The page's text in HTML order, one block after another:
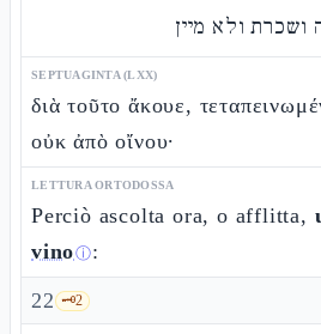
ושכרת ולא מיין
SEPTUAGINTA (LXX)
διὰ τοῦτο ἄκουε,
οὐκ ἀπὸ οἴνου·
LETTURA ORTODOSSA
Perciò ascolta ora, o afflitta,
vinoⓘ:
22 🗝️2